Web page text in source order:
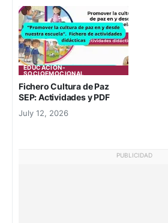
EDUCACION-
SOCIOEMOCIONAL
Fichero Cultura de Paz
SEP: Actividades y PDF
July 12, 2026
PUBLICIDAD